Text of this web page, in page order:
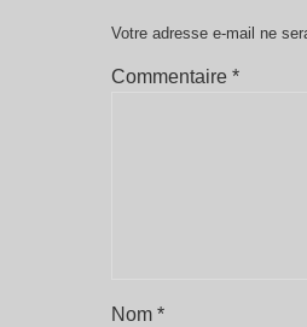
Votre adresse e-mail ne
Commentaire *
Nom *